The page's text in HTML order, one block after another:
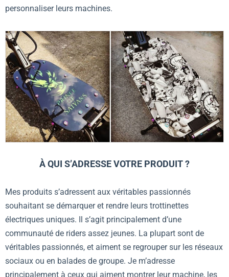
personnaliser leurs machines.
À QUI S’ADRESSE VOTRE PRODUIT ?
Mes produits s’adressent aux véritables passionnés
souhaitant se démarquer et rendre leurs trottinettes
électriques uniques. Il s’agit principalement d’une
communauté de riders assez jeunes. La plupart sont de
véritables passionnés, et aiment se regrouper sur les réseaux
sociaux ou en balades de groupe. Je m’adresse
principalement à ceux qui aiment montrer leur machine, les